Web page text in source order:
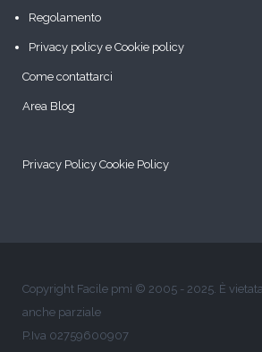
Regolamento
Privacy policy e Cookie policy
Come contattarci
Area Blog
Privacy Policy Cookie Policy
Copyright Facile pmi © 2005 - 2025. È
anche parziale
P.Iva 02759600907